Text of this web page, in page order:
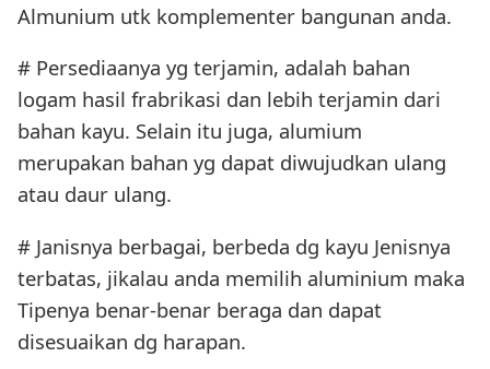
Almunium utk komplementer bangunan anda.
# Persediaanya yg terjamin, adalah bahan
logam hasil frabrikasi dan lebih terjamin dari
bahan kayu. Selain itu juga, alumium
merupakan bahan yg dapat diwujudkan ulang
atau daur ulang.
# Janisnya berbagai, berbeda dg kayu Jenisnya
terbatas, jikalau anda memilih aluminium maka
Tipenya benar-benar beraga dan dapat
disesuaikan dg harapan.